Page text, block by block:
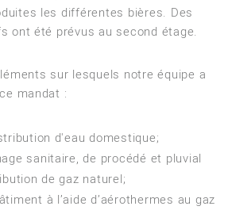
les différentes bières. Des
ont été prévus au second étage.
sur lesquels notre équipe a
mandat :
d'eau domestique;
sanitaire, de procédé et pluvial
de gaz naturel;
à l’aide d’aérothermes au gaz